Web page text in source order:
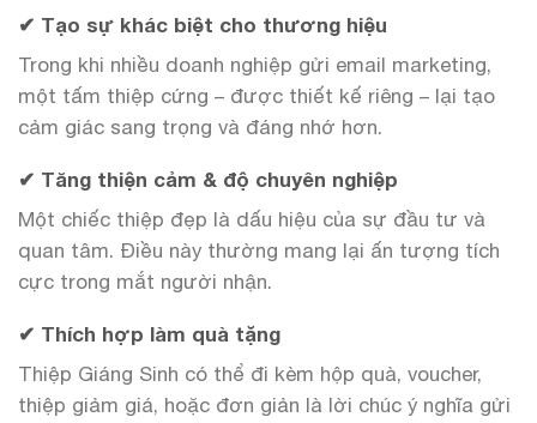
✔ Tạo sự khác biệt cho thương hiệu
Trong khi nhiều doanh nghiệp gửi email marketing,
một tấm thiệp cứng – được thiết kế riêng – lại tạo
cảm giác sang trọng và đáng nhớ hơn.
✔ Tăng thiện cảm & độ chuyên nghiệp
Một chiếc thiệp đẹp là dấu hiệu của sự đầu tư và
quan tâm. Điều này thường mang lại ấn tượng tích
cực trong mắt người nhận.
✔ Thích hợp làm quà tặng
Thiệp Giáng Sinh có thể đi kèm hộp quà, voucher,
thiệp giảm giá, hoặc đơn giản là lời chúc ý nghĩa gửi